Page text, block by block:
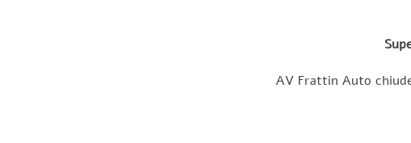
AV Frattin Auto